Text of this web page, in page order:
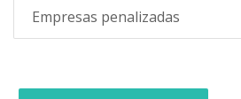
Empresas penalizadas